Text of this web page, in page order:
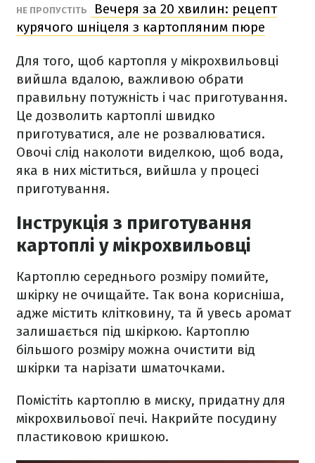
НЕ ПРОПУСТІТЬ
Вечеря за 20 хвилин: рецепт
курячого шніцеля з картопляним пюре
Для того, щоб картопля у мікрохвильовці
вийшла вдалою, важливою обрати
правильну потужність і час приготування.
Це дозволить картоплі швидко
приготуватися, але не розвалюватися.
Овочі слід наколоти виделкою, щоб вода,
яка в них міститься, вийшла у процесі
приготування.
Інструкція з приготування
картоплі у мікрохвильовці
Картоплю середнього розміру помийте,
шкірку не очищайте. Так вона корисніша,
адже містить клітковину, та й увесь аромат
залишається під шкіркою. Картоплю
більшого розміру можна очистити від
шкірки та нарізати шматочками.
Помістіть картоплю в миску, придатну для
мікрохвильової печі. Накрийте посудину
пластиковою кришкою.